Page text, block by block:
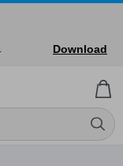
Download